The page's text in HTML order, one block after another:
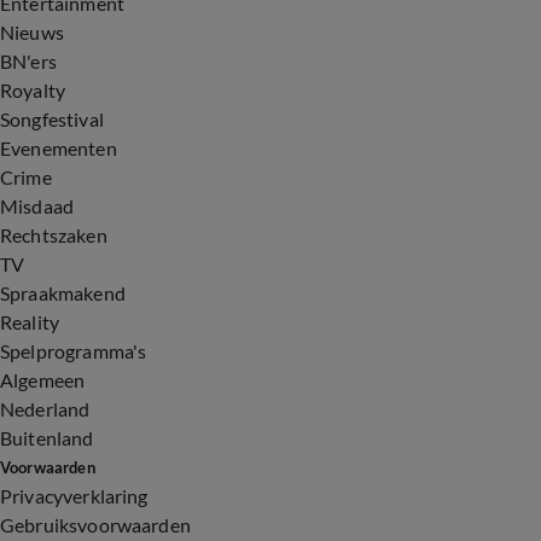
Nieuws
BN'ers
Royalty
Songfestival
Evenementen
Crime
Misdaad
Rechtszaken
TV
Spraakmakend
Reality
Spelprogramma's
Algemeen
Nederland
Buitenland
Voorwaarden
Privacyverklaring
Gebruiksvoorwaarden